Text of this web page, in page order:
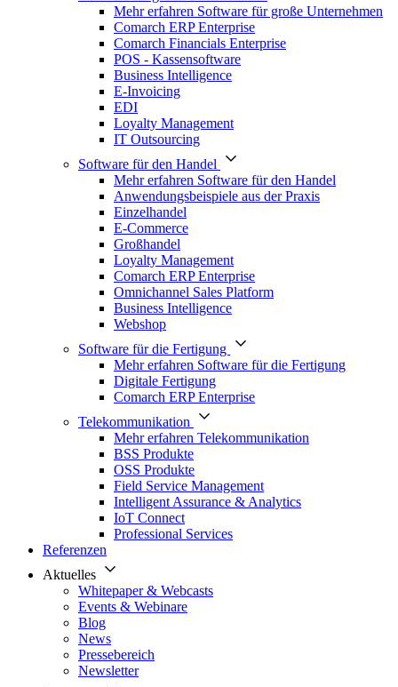
Mehr erfahren Software für große Unternehmen
Comarch ERP Enterprise
Comarch Financials Enterprise
POS - Kassensoftware
Business Intelligence
E-Invoicing
EDI
Loyalty Management
IT Outsourcing
Software für den Handel
Mehr erfahren Software für den Handel
Anwendungsbeispiele aus der Praxis
Einzelhandel
E-Commerce
Großhandel
Loyalty Management
Comarch ERP Enterprise
Omnichannel Sales Platform
Business Intelligence
Webshop
Software für die Fertigung
Mehr erfahren Software für die Fertigung
Digitale Fertigung
Comarch ERP Enterprise
Telekommunikation
Mehr erfahren Telekommunikation
BSS Produkte
OSS Produkte
Field Service Management
Intelligent Assurance & Analytics
IoT Connect
Professional Services
Referenzen
Aktuelles
Whitepaper & Webcasts
Events & Webinare
Blog
News
Pressebereich
Newsletter